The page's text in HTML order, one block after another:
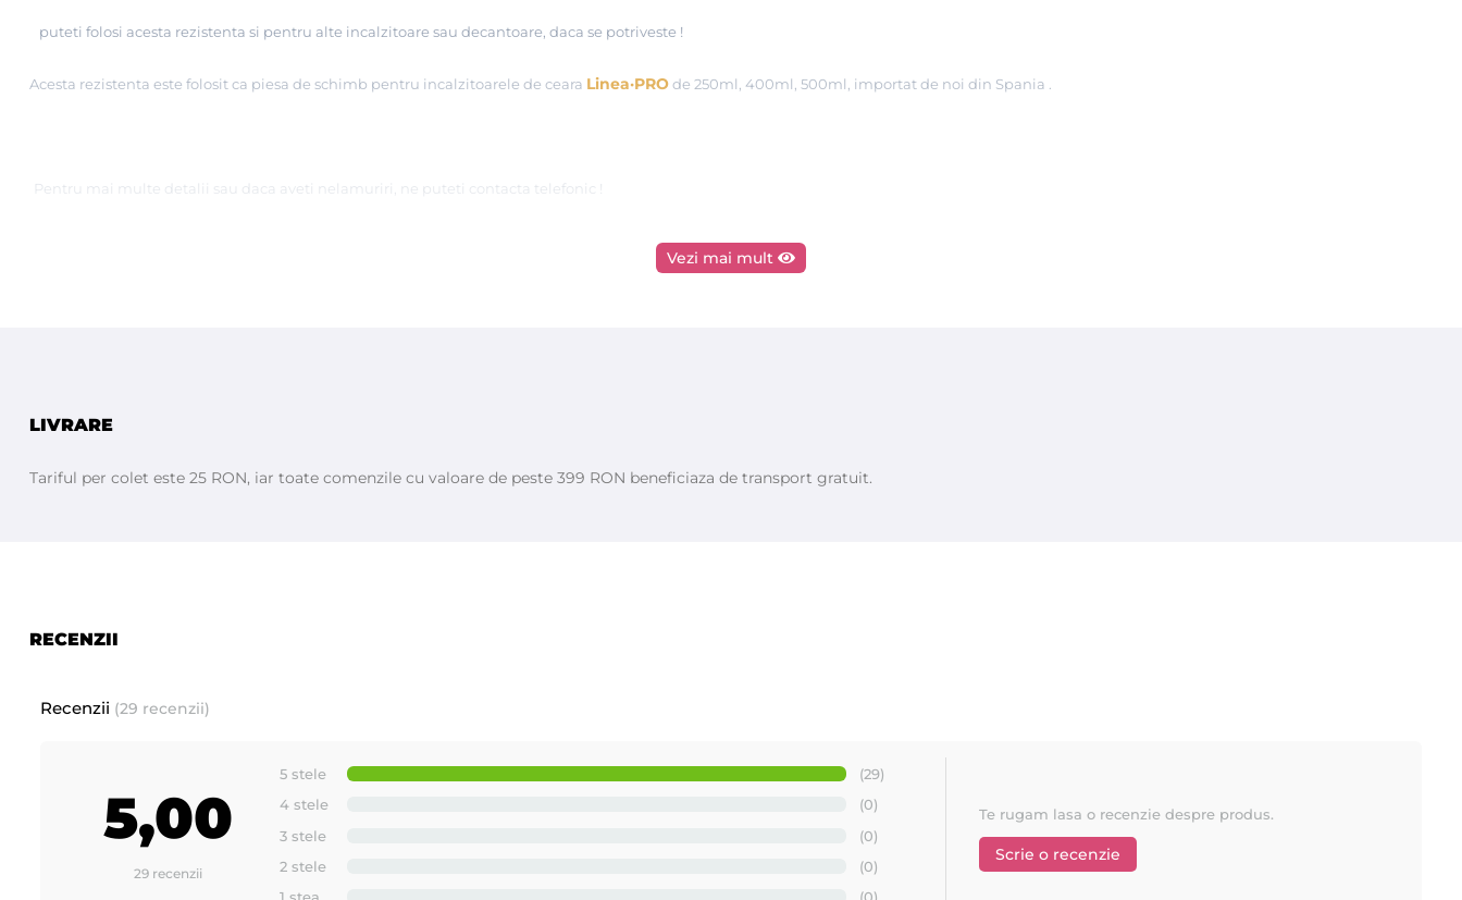
puteti folosi acesta rezistenta si pentru alte incalzitoare sau decantoare, daca se potriveste !
Acesta rezistenta este folosit ca piesa de schimb pentru incalzitoarele de ceara Linea·PROde 250ml, 400ml, 500ml, importat de noi din Spania .
Pentru mai multe detalii sau daca aveti nelamuriri, ne puteti contacta telefonic !
Vezi mai mult
LIVRARE
Tariful per colet este 25 RON, iar toate comenzile cu valoare de peste 399 RON beneficiaza de transport gratuit.
RECENZII
Recenzii (29 recenzii)
5,00
29 recenzii
5 stele
(29)
4 stele
(0)
3 stele
(0)
2 stele
(0)
Te rugam lasa o recenzie despre produs.
Scrie o recenzie